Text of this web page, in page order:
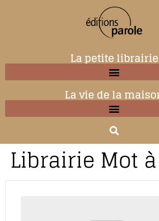
La petite librairie
La vie de la
Librairie Mot